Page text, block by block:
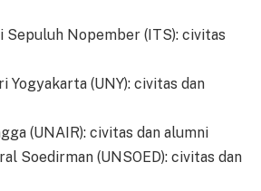
Nopember (ITS): civitas
Yogyakarta (UNY): civitas dan
(UNAIR): civitas dan alumni
Soedirman (UNSOED): civitas dan